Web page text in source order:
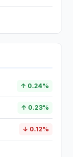
↑ 0.24%
↑ 0.23%
↓ 0.12%